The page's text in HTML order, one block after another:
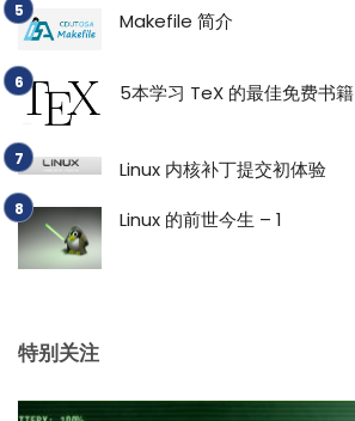
Makefile 简介
5本学习 TeX 的最佳免费书籍
Linux 内核补丁提交初体验
Linux 的前世今生 – 1
特别关注